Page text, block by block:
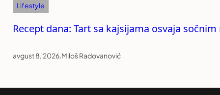
Lifestyle
Recept dana: Tart sa kajsijama osvaja
avgust 8, 2026.Miloš Radovanović